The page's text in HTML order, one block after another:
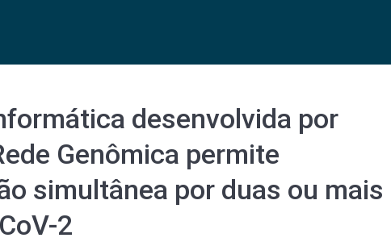
desenvolvida por
Genômica permite
simultânea por duas ou mais
2